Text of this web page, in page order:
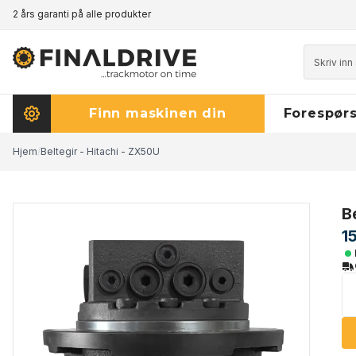
2 års garanti på alle produkterPrisgaranti - klikk her for å lese mer
Finn maskinen din
Hjem/Beltegir - Hitachi - ZX50U